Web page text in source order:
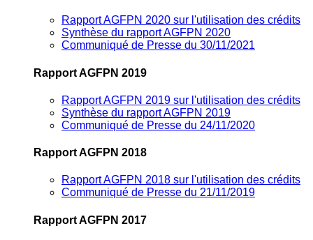
Rapport AGFPN 2020 sur l'utilisation des crédits
Synthèse du rapport AGFPN 2020
Communiqué de Presse du 30/11/2021
Rapport AGFPN 2019
Rapport AGFPN 2019 sur l'utilisation des crédits
Synthèse du rapport AGFPN 2019
Communiqué de Presse du 24/11/2020
Rapport AGFPN 2018
Rapport AGFPN 2018 sur l'utilisation des crédits
Communiqué de Presse du 21/11/2019
Rapport AGFPN 2017